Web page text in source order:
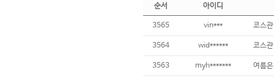
순서 아이디
3565 vin***
3564 wid****** 코스
3563 myh*******